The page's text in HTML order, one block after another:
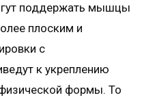
поддержать мышцы
плоским и
с
к укреплению
формы. То